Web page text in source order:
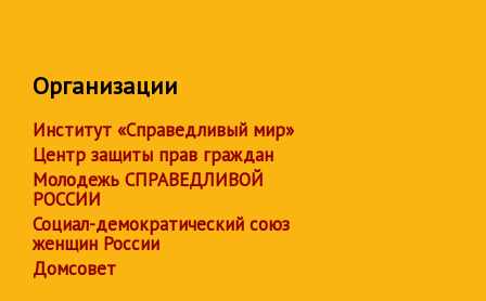
Организации
Институт «Справедливый мир»
Центр защиты прав граждан
Молодежь СПРАВЕДЛИВОЙ
РОССИИ
Социал-демократический союз
женщин России
Домсовет